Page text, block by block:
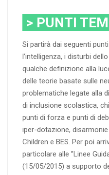
> PUNTI
Si partirà dai seguenti
l’intelligenza, i disturbi
qualche definizione alla
delle teorie basate sulle
problematiche legate alla
di inclusione scolastica,
punti di forza e punti di
iper-dotazione,
Children e BES. Per poi
particolare alle ”Linee
(15/05/2015) a supporto